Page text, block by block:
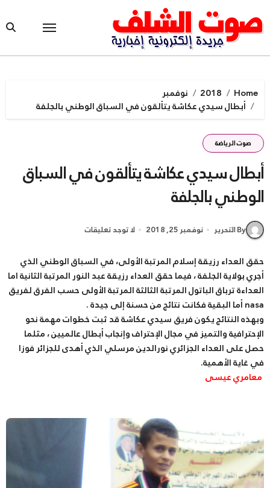
to
content
Home
2018
نوفمبر
أبطال سيدي عكاشة يتألقون في السباق الوطني بالجلفة
صوت الرياضة
أبطال سيدي عكاشة يتألقون في السباق
الوطني بالجلفة
By التحرير نوفمبر 25, 2018 لا توجد تعليقات
حقق العداء رزيقة إسلام المرتبة الأولى، في السباق الوطني الذي
أجري بولاية الجلفة ، فيما حقق العداء رزيقة عبد النور المرتبة الثانية اما
العداءة ترباق الباتول المرتبة الثالثة المرتبة الأولى حسب الفرق لفريق
nasa أما البقية فكانت نتائج من حسنة إلى جيدة .
وبهذه النتائج يكون فريق سيدي عكاشة قد ثبت خطوات مهمة نحو
الإحترافية والتميز في مجال الإحتراف وإنجاب أبطال عالميين ، مثلما
حصل على العداء الجزائري نورالدين مرسلي الذي أهدى للجزائر فوزا
في غاية الأهمية.
معامري عيسى